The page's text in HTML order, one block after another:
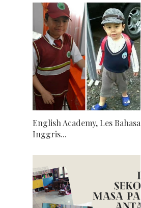
English Academy, Les Bahasa
Inggris...